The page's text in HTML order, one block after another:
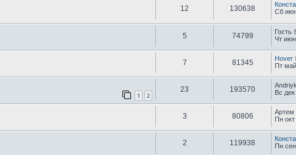
12 130638
Сб
5 74799
Гость
Чт
7 81345
Hover
Пт
1 2
23 193570
Вс
3 80806
Артем
Пн
2 119938
Пн